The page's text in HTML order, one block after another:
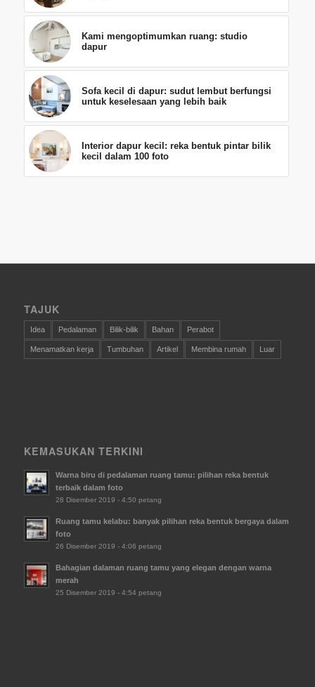
Kami mengoptimumkan ruang: studio
dapur
Sofa kecil di dapur: sudut lembut berfungsi
untuk keselesaan yang lebih baik
Interior dapur kecil: reka bentuk pintar bilik
kecil dalam 100 foto
TAJUK
Idea Pedalaman Bilik-bilik Bahan Perabot
Menamatkan kerja Tumbuhan Artikel Membina rumah Luar
KEMASUKAN TERKINI
Warna biru di pedalaman ruang tamu: pilihan reka bentuk
terbaik dalam foto
28 Disember 2019 - 4:50 petang
Ruang tamu kelabu: banyak pilihan reka bentuk bergaya dalam
foto
26 Disember 2019 - 4:06 petang
Bahagian dalaman ruang tamu yang elegan dengan warna
merah
25 Disember 2019 - 4:54 petang